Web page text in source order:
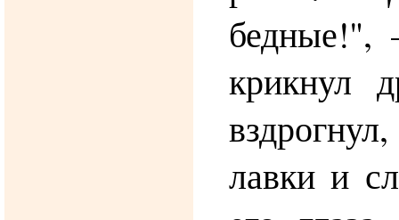
бедные!",
крикнул
лавки и